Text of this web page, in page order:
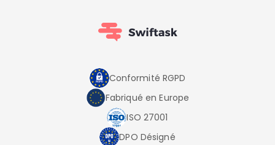
Conformité RGPD
Fabriqué en Europe
ISO 27001
DPO Désigné